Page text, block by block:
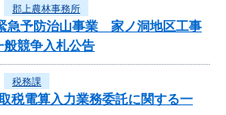
郡上農林事務所
急予防治山事業 家ノ洞地区工事
般競争入札公告
税務課
税電算入力業務委託に関する一